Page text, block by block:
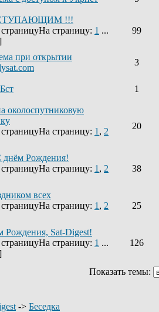
!!!
На страницу: 1 ...
99
при открытии
3
1
околоспутниковую
На страницу: 1 , 2
20
днём Рождения!
На страницу: 1 , 2
38
всех
На страницу: 1 , 2
25
Рождения, Sat-Digest!
На страницу: 1 ...
126
Показать темы:
-> Беседка